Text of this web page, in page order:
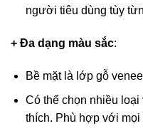
người tiêu dùng tùy
+ Đa dạng màu sắc:
Bề mặt là lớp gỗ
Có thể chọn nhiều loại
thích. Phù hợp với mọi